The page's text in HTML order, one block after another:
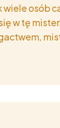
osób
w tę